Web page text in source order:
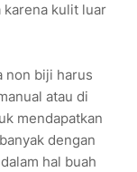
kulit luar
non biji harus
atau di
mendapatkan
dengan
hal buah